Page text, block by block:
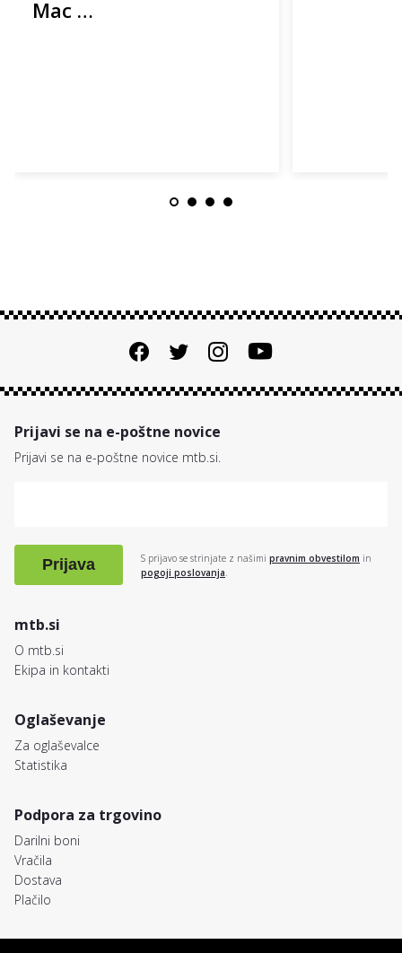
Mac …
mtb.si
O mtb.si
Ekipa in kontakti
Oglaševanje
Za oglaševalce
Statistika
Podpora za trgovino
Darilni boni
Vračila
Dostava
Plačilo
Prijavi se na e-poštne novice
Prijavi se na e-poštne novice mtb.si.
Prijava S prijavo se strinjate z našimi pravnim obvestilom in
pogoji poslovanja